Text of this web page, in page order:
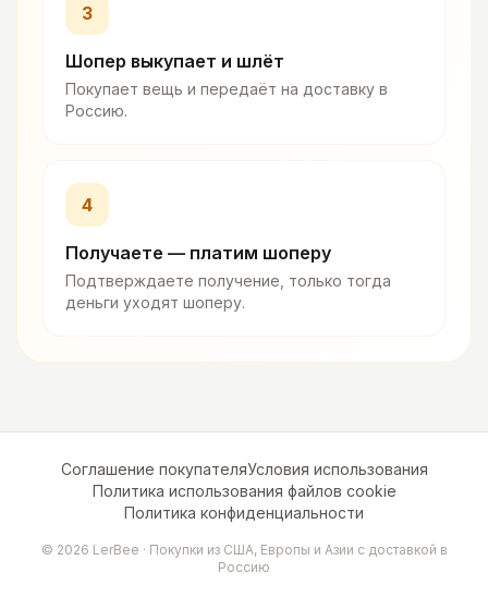
3
Шопер выкупает и шлёт
Покупает вещь и передаёт на доставку в
Россию.
4
Получаете — платим шоперу
Подтверждаете получение, только тогда
деньги уходят шоперу.
Соглашение покупателяУсловия использования
Политика использования файлов cookie
Политика конфиденциальности
© 2026 LerBee · Покупки из США, Европы и Азии с доставкой в
Россию